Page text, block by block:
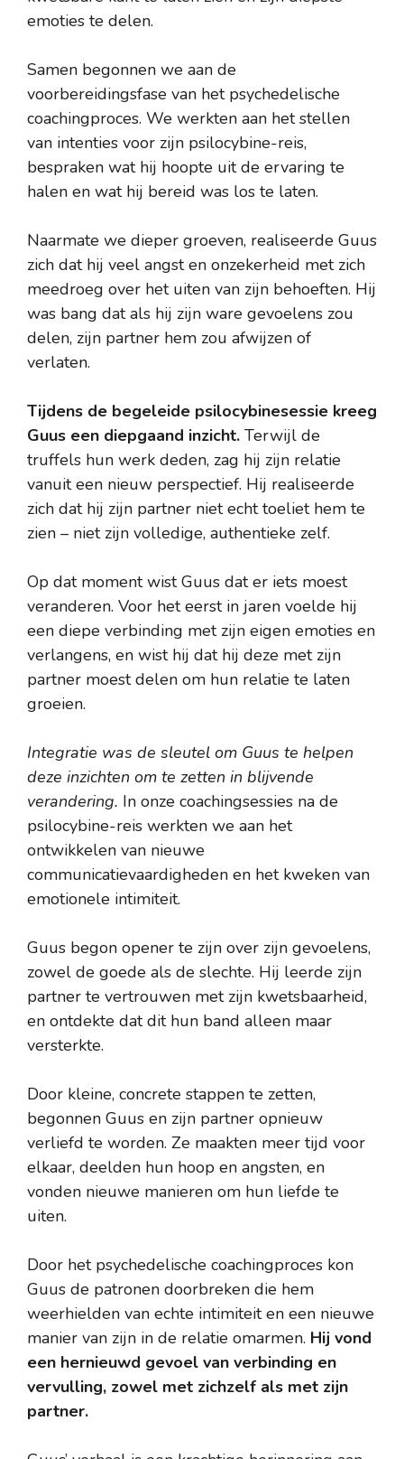
emoties te delen.
Samen begonnen we aan de
voorbereidingsfase van het psychedelische
coachingproces. We werkten aan het stellen
van intenties voor zijn psilocybine-reis,
bespraken wat hij hoopte uit de ervaring te
halen en wat hij bereid was los te laten.
Naarmate we dieper groeven, realiseerde Guus
zich dat hij veel angst en onzekerheid met zich
meedroeg over het uiten van zijn behoeften. Hij
was bang dat als hij zijn ware gevoelens zou
delen, zijn partner hem zou afwijzen of
verlaten.
Tijdens de begeleide psilocybinesessie kreeg
Guus een diepgaand inzicht. Terwijl de
truffels hun werk deden, zag hij zijn relatie
vanuit een nieuw perspectief. Hij realiseerde
zich dat hij zijn partner niet echt toeliet hem te
zien – niet zijn volledige, authentieke zelf.
Op dat moment wist Guus dat er iets moest
veranderen. Voor het eerst in jaren voelde hij
een diepe verbinding met zijn eigen emoties en
verlangens, en wist hij dat hij deze met zijn
partner moest delen om hun relatie te laten
groeien.
Integratie was de sleutel om Guus te helpen
deze inzichten om te zetten in blijvende
verandering. In onze coachingsessies na de
psilocybine-reis werkten we aan het
ontwikkelen van nieuwe
communicatievaardigheden en het kweken van
emotionele intimiteit.
Guus begon opener te zijn over zijn gevoelens,
zowel de goede als de slechte. Hij leerde zijn
partner te vertrouwen met zijn kwetsbaarheid,
en ontdekte dat dit hun band alleen maar
versterkte.
Door kleine, concrete stappen te zetten,
begonnen Guus en zijn partner opnieuw
verliefd te worden. Ze maakten meer tijd voor
elkaar, deelden hun hoop en angsten, en
vonden nieuwe manieren om hun liefde te
uiten.
Door het psychedelische coachingproces kon
Guus de patronen doorbreken die hem
weerhielden van echte intimiteit en een nieuwe
manier van zijn in de relatie omarmen. Hij vond
een hernieuwd gevoel van verbinding en
vervulling, zowel met zichzelf als met zijn
partner.